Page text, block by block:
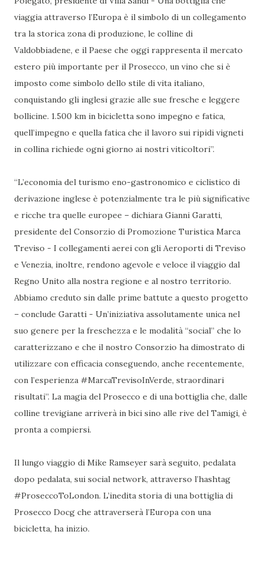
viaggia attraverso l’Europa è il simbolo di un collegamento
tra la storica zona di produzione, le colline di
Valdobbiadene, e il Paese che oggi rappresenta il mercato
estero più importante per il Prosecco, un vino che si è
imposto come simbolo dello stile di vita italiano,
conquistando gli inglesi grazie alle sue fresche e leggere
bollicine. 1.500 km in bicicletta sono impegno e fatica,
quell’impegno e quella fatica che il lavoro sui ripidi vigneti
in collina richiede ogni giorno ai nostri viticoltori”.
“L’economia del turismo eno-gastronomico e ciclistico di
derivazione inglese è potenzialmente tra le più significative
e ricche tra quelle europee – dichiara Gianni Garatti,
presidente del Consorzio di Promozione Turistica Marca
Treviso - I collegamenti aerei con gli Aeroporti di Treviso
e Venezia, inoltre, rendono agevole e veloce il viaggio dal
Regno Unito alla nostra regione e al nostro territorio.
Abbiamo creduto sin dalle prime battute a questo progetto
– conclude Garatti - Un’iniziativa assolutamente unica nel
suo genere per la freschezza e le modalità “social” che lo
caratterizzano e che il nostro Consorzio ha dimostrato di
utilizzare con efficacia conseguendo, anche recentemente,
con l’esperienza #MarcaTrevisoInVerde, straordinari
risultati”. La magia del Prosecco e di una bottiglia che, dalle
colline trevigiane arriverà in bici sino alle rive del Tamigi, è
pronta a compiersi.
Il lungo viaggio di Mike Ramseyer sarà seguito, pedalata
dopo pedalata, sui social network, attraverso l’hashtag
#ProseccoToLondon. L’inedita storia di una bottiglia di
Prosecco Docg che attraverserà l’Europa con una
bicicletta, ha inizio.